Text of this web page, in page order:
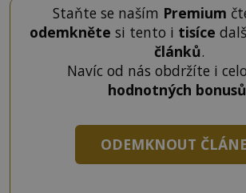
Staňte se naším Premium
odemkněte si tento i tisíce
článků.
Navíc od nás obdržíte i
hodnotných bonusů
ODEMKNOUT